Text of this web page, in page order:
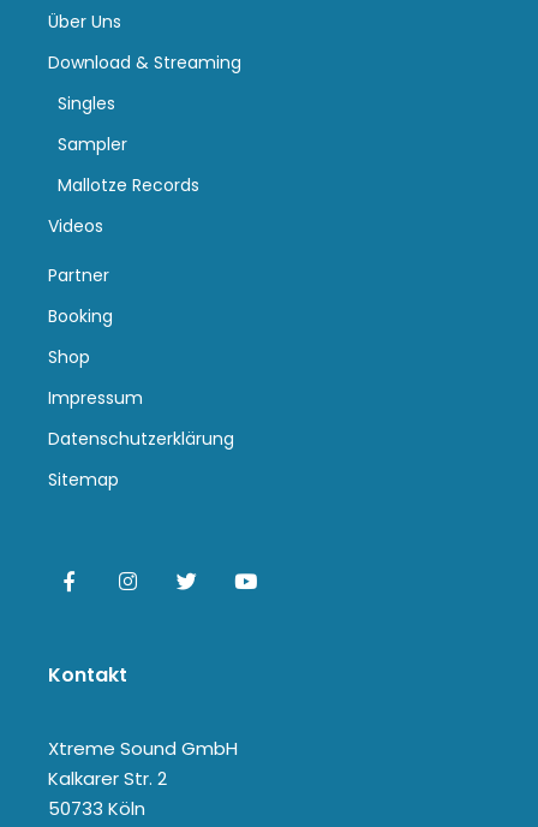
Über Uns
Download & Streaming
Singles
Sampler
Mallotze Records
Videos
Partner
Booking
Shop
Impressum
Datenschutzerklärung
Sitemap
Kontakt
Xtreme Sound GmbH
Kalkarer Str. 2
50733 Köln